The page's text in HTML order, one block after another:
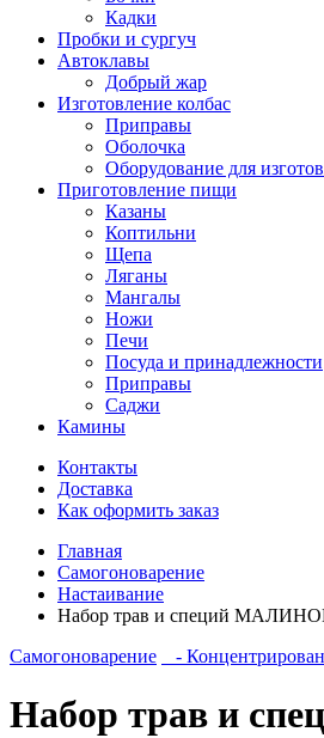
Кадки
Пробки и сургуч
Автоклавы
Добрый жар
Изготовление колбас
Приправы
Оболочка
Оборудование для
Приготовление пищи
Казаны
Коптильни
Щепа
Ляганы
Мангалы
Ножи
Печи
Посуда и принадлежности
Приправы
Саджи
Камины
Контакты
Доставка
Как оформить заказ
Главная
Самогоноварение
Настаивание
Набор трав и специй
Самогоноварение
-
Набор трав и